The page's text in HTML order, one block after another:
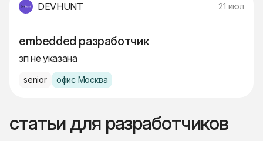
DEVHUNT 21 июл
embedded разработчик
зп не указана
senior офис Москва
статьи для разработчиков